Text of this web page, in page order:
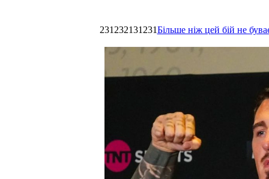
231232131231Більше ніж цей бій не